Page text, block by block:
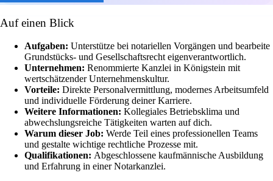
Auf einen Blick
Aufgaben: Unterstütze bei notariellen Vorgängen und bearbeite
Grundstücks- und Gesellschaftsrecht eigenverantwortlich.
Unternehmen: Renommierte Kanzlei in Königstein mit
wertschätzender Unternehmenskultur.
Vorteile: Direkte Personalvermittlung, modernes Arbeitsumfeld
und individuelle Förderung deiner Karriere.
Weitere Informationen: Kollegiales Betriebsklima und
abwechslungsreiche Tätigkeiten warten auf dich.
Warum dieser Job: Werde Teil eines professionellen Teams
und gestalte wichtige rechtliche Prozesse mit.
Qualifikationen: Abgeschlossene kaufmännische Ausbildung
und Erfahrung in einer Notarkanzlei.